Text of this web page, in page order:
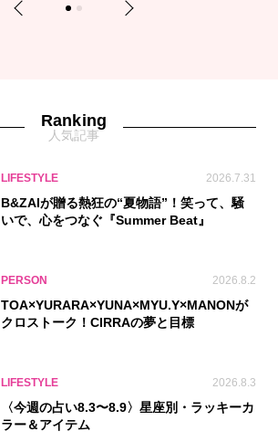
Previous 1 2 Next
Ranking
人気記事
LIFESTYLE 2026.7.31
B&ZAIが贈る熱狂の“夏物語”！笑って、騒
いで、心をつなぐ『Summer Beat』
PERSON 2026.8.2
TOA×YURARA×YUNA×MYU.Y×MANONが
クロストーク！CIRRAの夢と目標
LIFESTYLE 2026.8.3
〈今週の占い8.3〜8.9〉星座別・ラッキーカ
ラー＆アイテム